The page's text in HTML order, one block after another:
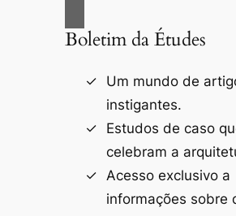
Boletim da Études
Um mundo de
instigantes.
Estudos de caso
celebram a
Acesso exclusivo a
informações sobre